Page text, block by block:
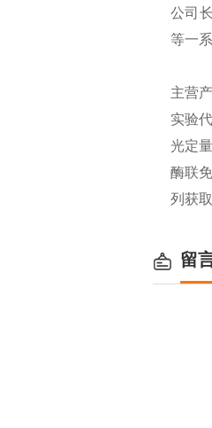
公司
等一
主营
实验
光定
酶联
列获
留